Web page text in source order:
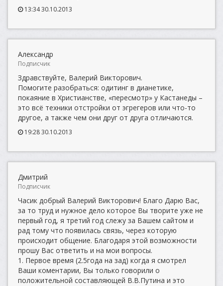
13:34 30.10.2013
Александр
Подписчик
Здравствуйте, Валерий Викторович.
Помогите разобраться: одитинг в дианетике,
покаяние в Христианстве, «пересмотр» у Кастанеды –
это всё техники отстройки от эгрегеров или что-то
другое, а также чем они друг от друга отличаются.
19:28 30.10.2013
Дмитрий
Подписчик
Часик добрый Валерий Викторович! Благо Дарю Вас,
за то труд и нужное дело которое Вы творите уже не
первый год, я третий год слежу за Вашем сайтом и
рад тому что появилась связь, через которую
происходит общение. Благодаря этой возможности
прошу Вас ответить и на мои вопросы.
1. Первое время (2.5года на зад) когда я смотрел
Ваши коментарии, Вы только говорили о
положительной составляющей В.В.Путина и это